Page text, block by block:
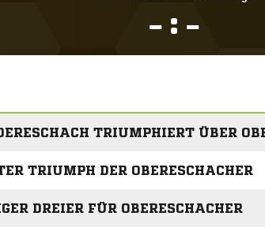
 : 
TRIUMPHIERT ÜBER
TRIUMPH DER OBERESCHACHER
DREIER FÜR OBERESCHACHER